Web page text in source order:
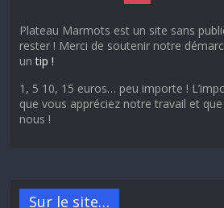
Plateau Marmots est un site sans
rester ! Merci de soutenir notre
untip !
1, 5 10, 15 euros… peu importe !
que vous appréciez notre travail et
nous !
Sur le site…